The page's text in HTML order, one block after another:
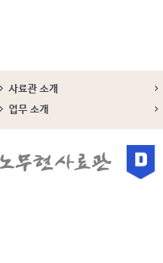
사료관 소개
업무 소개